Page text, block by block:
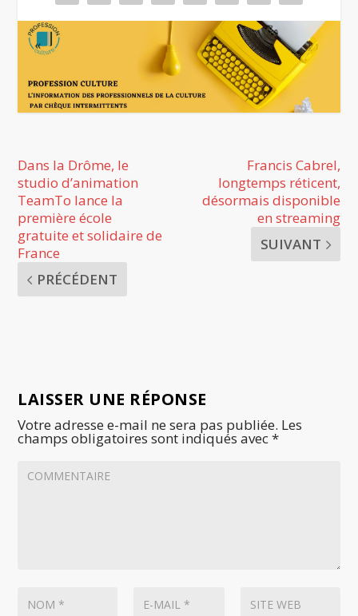
Dans la Drôme, le
studio d’animation
TeamTo lance la
première école
gratuite et solidaire de
France
PRÉCÉDENT
Francis Cabrel,
longtemps réticent,
désormais disponible
en streaming
SUIVANT
LAISSER UNE RÉPONSE
Votre adresse e-mail ne sera pas publiée. Les
champs obligatoires sont indiqués avec*